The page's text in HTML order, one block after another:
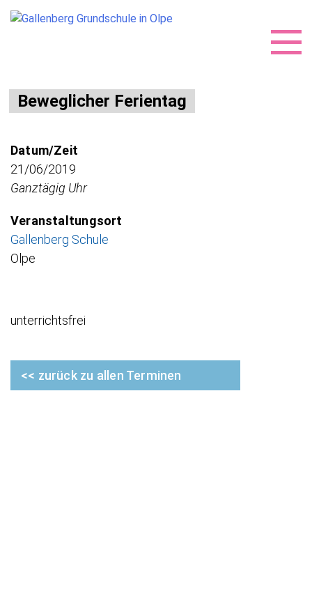
Skip
Beweglicher Ferientag
Datum/Zeit
21/06/2019
Ganztägig Uhr
Veranstaltungsort
Gallenberg Schule
Olpe
unterrichtsfrei
<< zurück zu allen Terminen